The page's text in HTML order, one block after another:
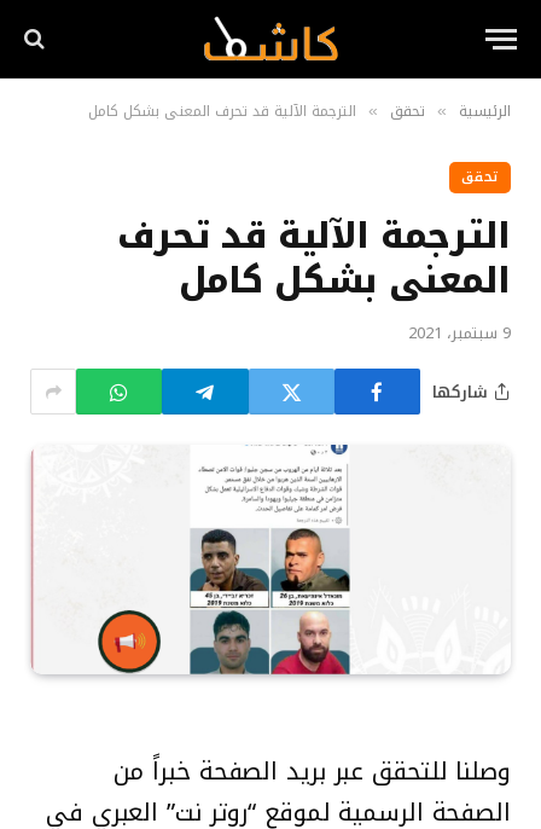
الرئيسية » تحقق » الترجمة الآلية قد تحرف المعنى بشكل كامل
تحقق
الترجمة الآلية قد تحرف
المعنى بشكل كامل
9 سبتمبر، 2021
شاركها
وصلنا للتحقق عبر بريد الصفحة خبراً من
الصفحة الرسمية لموقع “روتر نت” العبري في